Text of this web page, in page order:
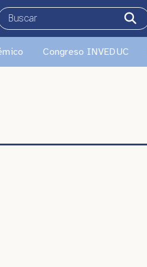
Congreso INVEDUC